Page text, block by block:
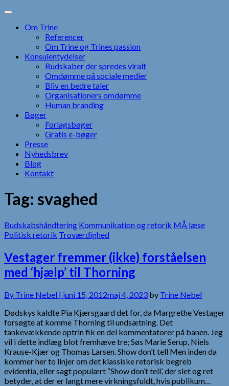
Skip
contentOm Trine
Referencer
Om Trine og Trines passion
Konsulentydelser
Budskaber der spredes viralt
Omdømme på sociale medier
Bliv en bedre taler
Organisationers omdømme
Human branding
Bøger
Forlagsbøger
Gratis e-bøger
Presse
Nyhedsbrev
Blog
Kontakt
Tag: svaghed
Budskabshåndtering Kommunikation og retorik MÅ læse
Politisk retorik Troværdighed
Vestager fremmer (ikke) forståelsen
med ‘hjælp’ til Thorning
By Trine Nebel | juni 15, 2012maj 4, 2023 by Trine Nebel
Dødskys kaldte Pia Kjærsgaard det for, da Margrethe Vestager
forsøgte at komme Thorning til undsætning. Det
tankevækkende optrin fik en del kommentatorer på banen. Jeg
vil i dette indlæg blot fremhæve tre; Søs Marie Serup, Niels
Krause-Kjær og Thomas Larsen. Show don’t tell Men inden da
kommer her to linjer om det klassiske retorisk begreb
evidentia, eller sagt populært “Show don’t tell’, der slet og ret
betyder, at der er langt mere virkningsfuldt, hvis publikum…